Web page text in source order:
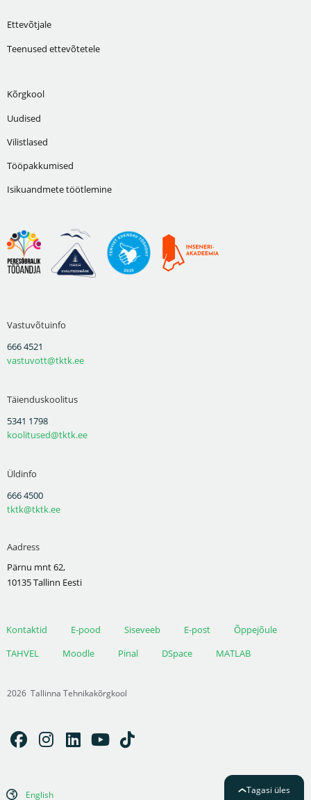
Ettevõtjale
Teenused ettevõtetele
Kõrgkool
Uudised
Vilistlased
Tööpakkumised
Isikuandmete töötlemine
Vastuvõtuinfo
666 4521
vastuvott@tktk.ee
Täienduskoolitus
5341 1798
koolitused@tktk.ee
Üldinfo
666 4500
tktk@tktk.ee
Aadress
Pärnu mnt 62,
10135 Tallinn Eesti
Kontaktid E-pood Siseveeb E-post
Õppejõule
TAHVEL
Moodle Pinal DSpace MATLAB
2026 Tallinna Tehnikakõrgkool
English Tagasi üles